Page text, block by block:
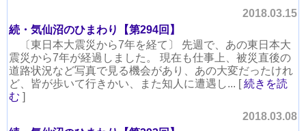
2018.03.15
続・気仙沼のひまわり【第294回】
〔東日本大震災から7年を経て〕 先週で、あの東日本大
震災から7年が経過しました。 現在も仕事上、被災直後の
道路状況など写真で見る機会があり、あの大変だったけれ
ど、皆が歩いて行きかい、また知人に遭遇し... [続きを読
む ]
2018.03.08